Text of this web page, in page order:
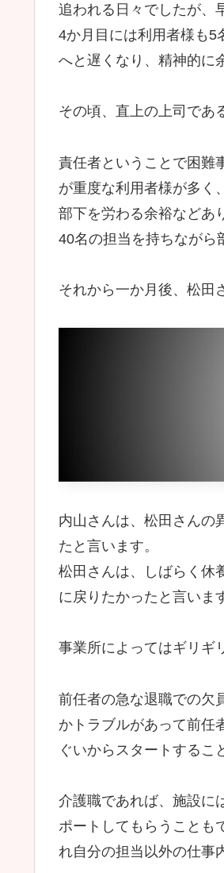
追われる日々でしたが、
4か月目には利用者様も5
へと遅くなり、精神的に
その頃、直上の上司であ
責任者ということで困難
が重度な利用者様が多く
部下を労わる余裕などあ
40名の担当を持ちながら
それから一か月後、松田
内山さんは、松田さんの
たと言います。
松田さんは、しばらく休
に戻りたかったと言いま
事業所によってはギリギ
前任者の急な退職での欠
かトラブルがあって前任
ぐいからスタートするこ
介護職であれば、施設に
ポートしてもらうことも
れ自分の担当以外の仕事